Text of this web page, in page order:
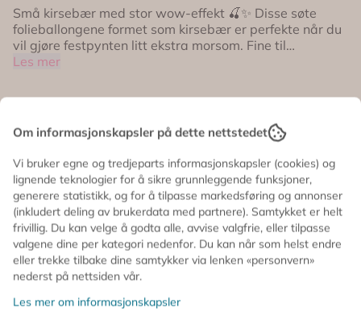
Små kirsebær med stor wow-effekt 🍒✨ Disse søte
folieballongene formet som kirsebær er perfekte når du
vil gjøre festpynten litt ekstra morsom. Fine til
ballonggirlandere, fotovegger eller som en leken detalj
Folieballonger formet som kirsebær 🎈 Perfekte til
grønne detaljer 📦 3 pk 📏 Størrelse etter oppblåsing:
ca. 28 x 31 cm 💨 Fylles med luft 🥤 Sugerør følger med
Små detaljer som gjør festpynten enda litt mer glad og
sommerlig 💕
Les mer
Informasjon
Små kirsebær med stor wow-effekt 🍒✨
Disse søte folieballongene formet som kirsebær er
perfekte når du vil gjøre festpynten litt ekstra morsom.
Fine til ballonggirlandere, fotovegger eller som en leken
detalj til sommerfest og bursdager med masse farger.
🍒 Folieballonger formet som kirsebær
🎈 Perfekte til ballonggirlandere og dekor
Om informasjonskapsler på dette nettstedet
Vi bruker egne og tredjeparts informasjonskapsler (cookies) og
lignende teknologier for å sikre grunnleggende funksjoner,
generere statistikk, og for å tilpasse markedsføring og annonser
(inkludert deling av brukerdata med partnere). Samtykket er helt
frivillig. Du kan velge å godta alle, avvise valgfrie, eller tilpasse
valgene dine per kategori nedenfor. Du kan når som helst endre
eller trekke tilbake dine samtykker via lenken «personvern»
nederst på nettsiden vår.
Les mer om informasjonskapsler